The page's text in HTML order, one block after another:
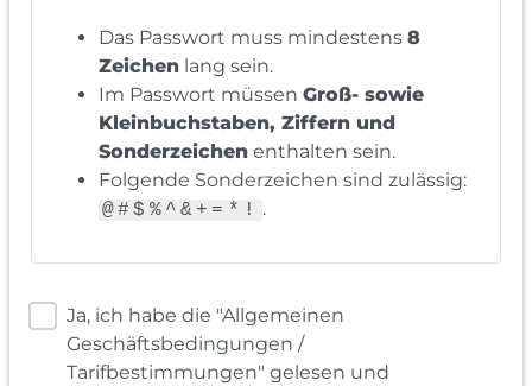
Das Passwort muss mindestens 8
Zeichen lang sein.
Im Passwort müssen Groß- sowie
Kleinbuchstaben, Ziffern und
Sonderzeichen enthalten sein.
Folgende Sonderzeichen sind zulässig:
@#$%^&+=*! .
Ja, ich habe die "Allgemeinen
Geschäftsbedingungen /
Tarifbestimmungen" gelesen und